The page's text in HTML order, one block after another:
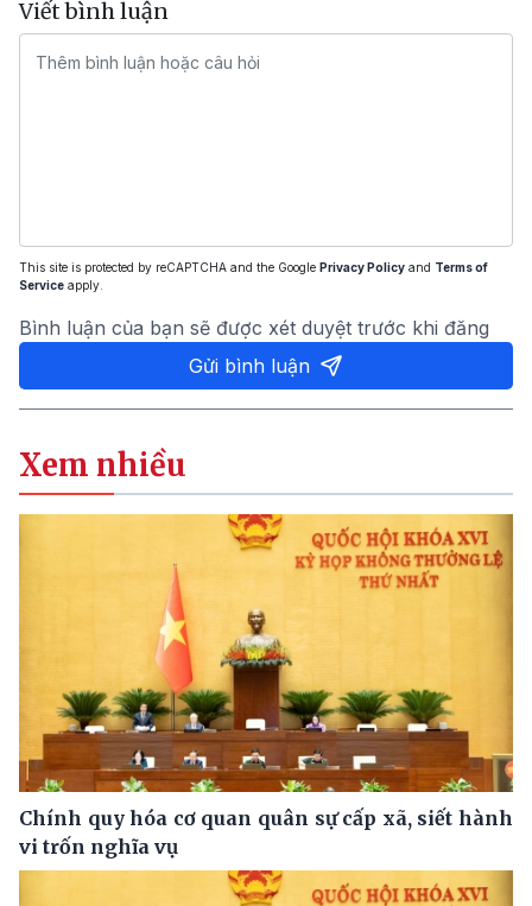
Viết bình luận
This site is protected by reCAPTCHA and the Google Privacy Policy and Terms of
Service apply.
Bình luận của bạn sẽ được xét duyệt trước khi đăng
Gửi bình luận
Xem nhiều
Chính quy hóa cơ quan quân sự cấp xã, siết hành
vi trốn nghĩa vụ